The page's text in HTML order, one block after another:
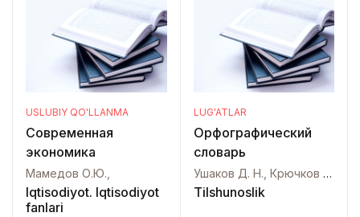
USLUBIY QO'LLANMA
Современная
экономика
Мамедов О.Ю.,
Iqtisodiyot. Iqtisodiyot
fanlari
LUG'ATLAR
Орфографический
словарь
Ушаков Д. Н., Крючков С. Е.,
Tilshunoslik